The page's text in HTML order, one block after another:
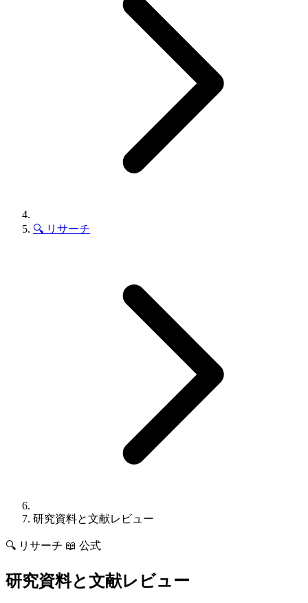
🔍 リサーチ
研究資料と文献レビュー
🔍 リサーチ 📖 公式
研究資料と文献レビュー